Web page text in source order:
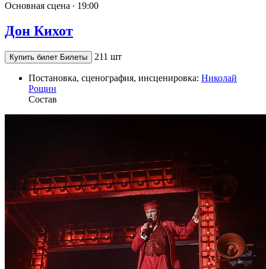
Основная сцена ∙ 19:00
Дон Кихот
Купить билет Билеты 211 шт
Постановка, сценография, инсценировка: Николай
Рощин
Состав